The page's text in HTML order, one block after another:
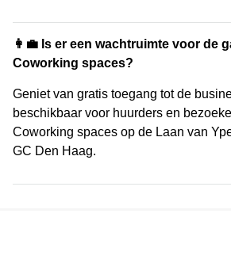
👩‍💼 Is er een wachtruimte voor de
Coworking spaces?
Geniet van gratis toegang tot de
beschikbaar voor huurders en
Coworking spaces op de Laan van
GC Den Haag.